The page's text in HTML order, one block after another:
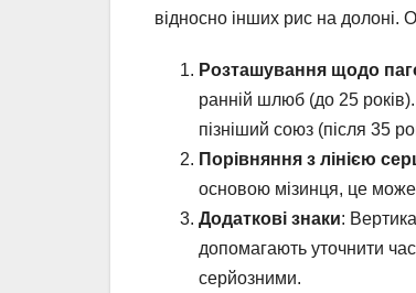
відносно інших рис на долоні.
Розташування щодо
ранній шлюб (до 25
пізніший союз (після 35
Порівняння з лінією
основою мізинця, це може
Додаткові знаки:
допомагають уточнити
серйозними.